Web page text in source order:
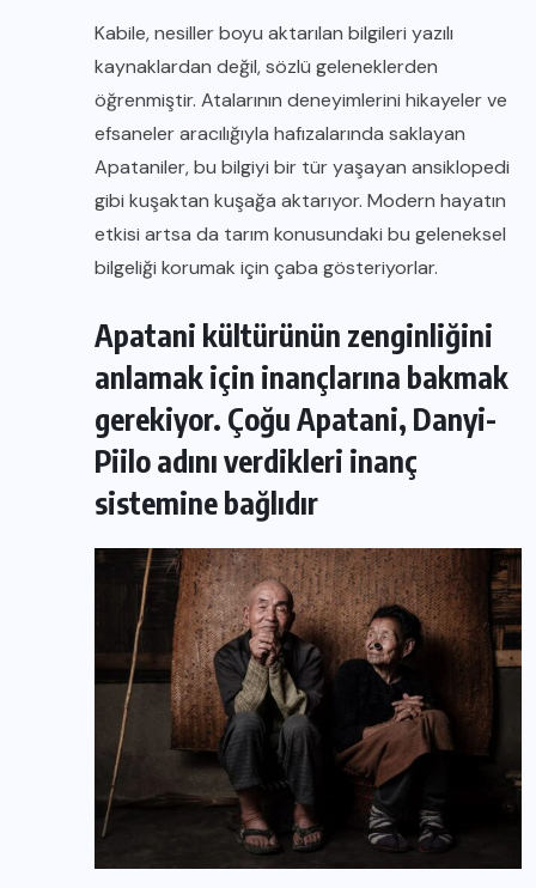
Kabile, nesiller boyu aktarılan bilgileri yazılı
kaynaklardan değil, sözlü geleneklerden
öğrenmiştir. Atalarının deneyimlerini hikayeler ve
efsaneler aracılığıyla hafızalarında saklayan
Apataniler, bu bilgiyi bir tür yaşayan ansiklopedi
gibi kuşaktan kuşağa aktarıyor. Modern hayatın
etkisi artsa da tarım konusundaki bu geleneksel
bilgeliği korumak için çaba gösteriyorlar.
Apatani kültürünün zenginliğini
anlamak için inançlarına bakmak
gerekiyor. Çoğu Apatani, Danyi-
Piilo adını verdikleri inanç
sistemine bağlıdır